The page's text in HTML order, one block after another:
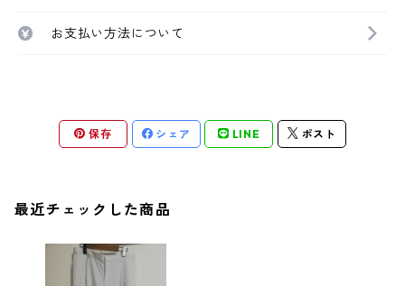
お支払い方法について
保存 シェア LINE ポスト
最近チェックした商品